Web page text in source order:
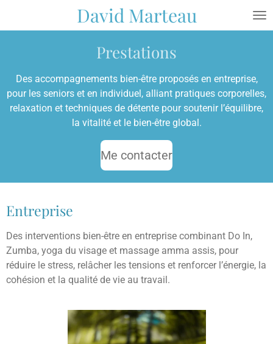
David Marteau
Prestations
Des accompagnements bien-être proposés en entreprise,
pour les seniors et en individuel, alliant pratiques corporelles,
relaxation et techniques de détente pour soutenir l’équilibre,
la vitalité et le bien-être global.
Me contacter
Entreprise
Des interventions bien-être en entreprise combinant Do In,
Zumba, yoga du visage et massage amma assis, pour
réduire le stress, relâcher les tensions et renforcer l’énergie, la
cohésion et la qualité de vie au travail.